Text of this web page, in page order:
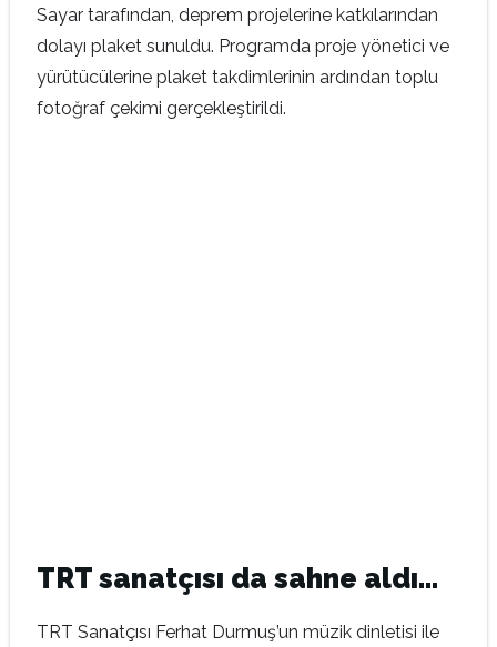
Sayar tarafından, deprem projelerine katkılarından
dolayı plaket sunuldu. Programda proje yönetici ve
yürütücülerine plaket takdimlerinin ardından toplu
fotoğraf çekimi gerçekleştirildi.
TRT sanatçısı da sahne aldı…
TRT Sanatçısı Ferhat Durmuş’un müzik dinletisi ile